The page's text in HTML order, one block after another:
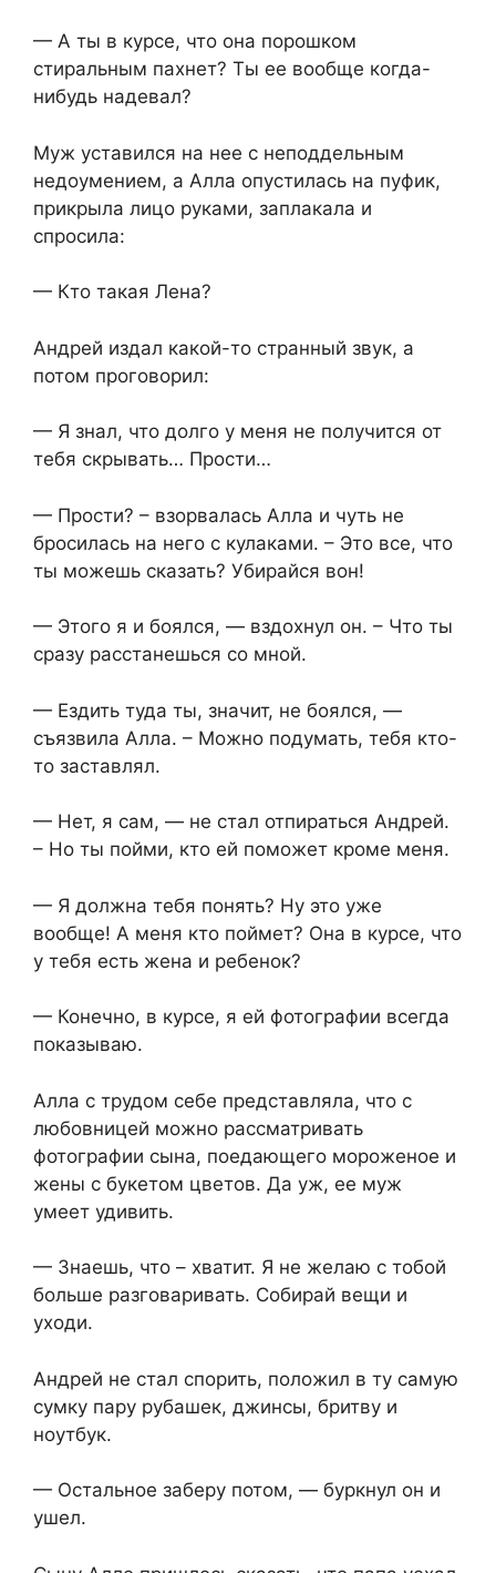
— А ты в курсе, что она порошком
стиральным пахнет? Ты ее вообще когда-
нибудь надевал?
Муж уставился на нее с неподдельным
недоумением, а Алла опустилась на пуфик,
прикрыла лицо руками, заплакала и
спросила:
— Кто такая Лена?
Андрей издал какой-то странный звук, а
потом проговорил:
— Я знал, что долго у меня не получится от
тебя скрывать… Прости…
— Прости? – взорвалась Алла и чуть не
бросилась на него с кулаками. – Это все, что
ты можешь сказать? Убирайся вон!
— Этого я и боялся, — вздохнул он. – Что ты
сразу расстанешься со мной.
— Ездить туда ты, значит, не боялся, —
съязвила Алла. – Можно подумать, тебя кто-
то заставлял.
— Нет, я сам, — не стал отпираться Андрей.
– Но ты пойми, кто ей поможет кроме меня.
— Я должна тебя понять? Ну это уже
вообще! А меня кто поймет? Она в курсе, что
у тебя есть жена и ребенок?
— Конечно, в курсе, я ей фотографии всегда
показываю.
Алла с трудом себе представляла, что с
любовницей можно рассматривать
фотографии сына, поедающего мороженое и
жены с букетом цветов. Да уж, ее муж
умеет удивить.
— Знаешь, что – хватит. Я не желаю с тобой
больше разговаривать. Собирай вещи и
уходи.
Андрей не стал спорить, положил в ту самую
сумку пару рубашек, джинсы, бритву и
ноутбук.
— Остальное заберу потом, — буркнул он и
ушел.